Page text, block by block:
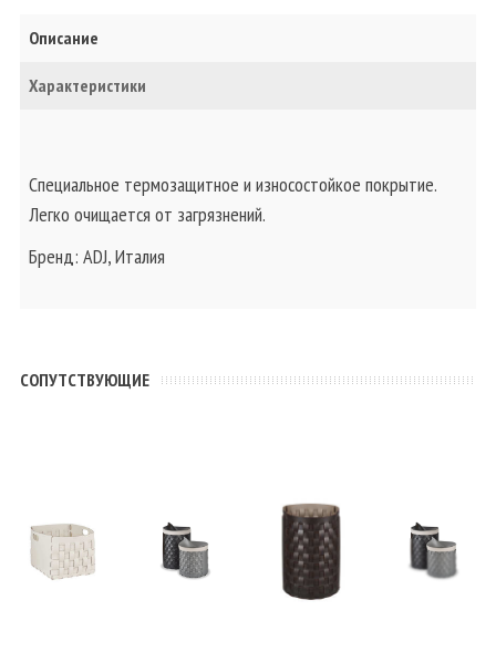
Описание
Характеристики
Специальное термозащитное и износостойкое покрытие.
Легко очищается от загрязнений.
Бренд: ADJ, Италия
CОПУТСТВУЮЩИЕ